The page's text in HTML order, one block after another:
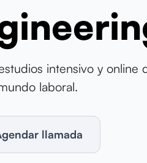
intensivo y online
laboral.
llamada